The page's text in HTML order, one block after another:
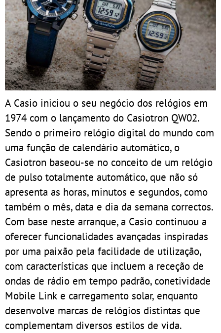
A Casio iniciou o seu negócio dos relógios em
1974 com o lançamento do Casiotron QW02.
Sendo o primeiro relógio digital do mundo com
uma função de calendário automático, o
Casiotron baseou-se no conceito de um relógio
de pulso totalmente automático, que não só
apresenta as horas, minutos e segundos, como
também o mês, data e dia da semana correctos.
Com base neste arranque, a Casio continuou a
oferecer funcionalidades avançadas inspiradas
por uma paixão pela facilidade de utilização,
com características que incluem a receção de
ondas de rádio em tempo padrão, conetividade
Mobile Link e carregamento solar, enquanto
desenvolve marcas de relógios distintas que
complementam diversos estilos de vida.